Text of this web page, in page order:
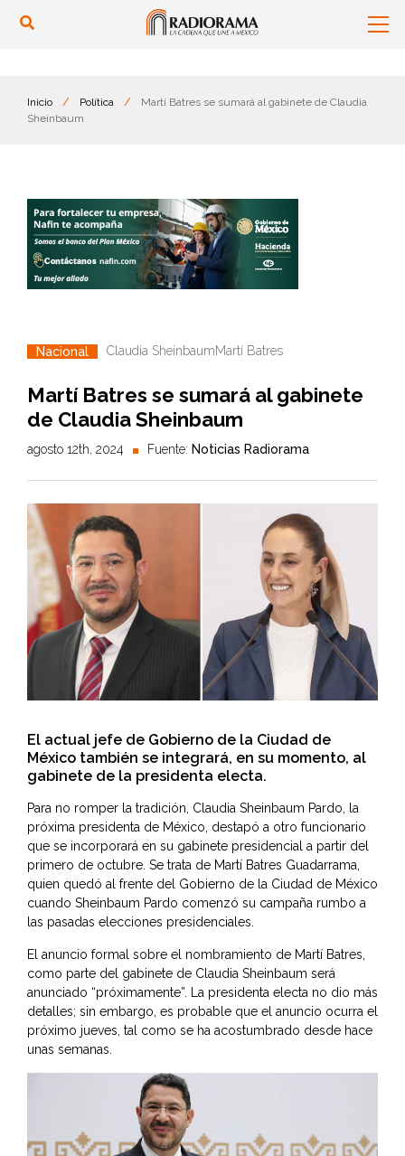
Inicio / Política /
Martí Batres se sumará al gabinete de Claudia
Sheinbaum
Nacional Claudia SheinbaumMartí Batres
Martí Batres se sumará al gabinete
de Claudia Sheinbaum
agosto 12th, 2024 Fuente: Noticias Radiorama
El actual jefe de Gobierno de la Ciudad de
México también se integrará, en su momento, al
gabinete de la presidenta electa.
Para no romper la tradición, Claudia Sheinbaum Pardo, la
próxima presidenta de México, destapó a otro funcionario
que se incorporará en su gabinete presidencial a partir del
primero de octubre. Se trata de Martí Batres Guadarrama,
quien quedó al frente del Gobierno de la Ciudad de México
cuando Sheinbaum Pardo comenzó su campaña rumbo a
las pasadas elecciones presidenciales.
El anuncio formal sobre el nombramiento de Martí Batres,
como parte del gabinete de Claudia Sheinbaum será
anunciado “próximamente”. La presidenta electa no dio más
detalles; sin embargo, es probable que el anuncio ocurra el
próximo jueves, tal como se ha acostumbrado desde hace
unas semanas.